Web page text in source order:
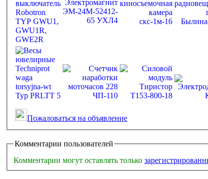
Пожаловаться на объявление
Комментарии пользователей
Комментарии могут оставлять только